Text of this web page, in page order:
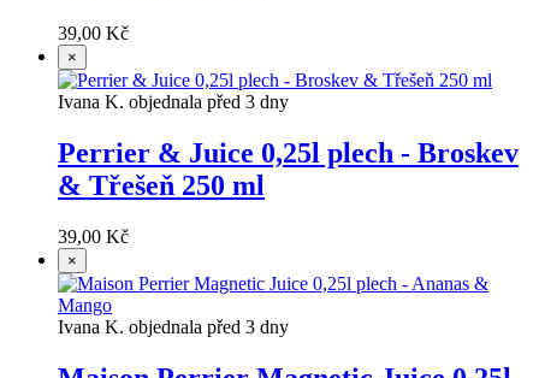
39,00 Kč
×
Ivana K. objednala před 3 dny
Perrier & Juice 0,25l plech - Broskev
& Třešeň 250 ml
39,00 Kč
×
Ivana K. objednala před 3 dny